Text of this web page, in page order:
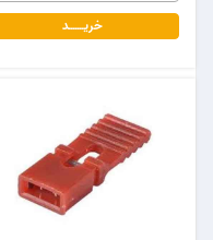
خریـــــــد